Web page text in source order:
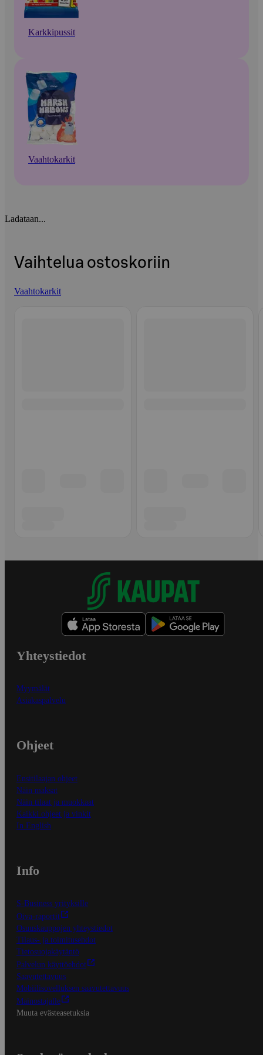
Karkkipussit
Vaahtokarkit
Ladataan...
Vaihtelua ostoskoriin
Vaahtokarkit
Yhteystiedot
Myymälät
Asiakaspalvelu
Ohjeet
Ensitilaajan ohjeet
Näin maksat
Näin tilaat ja muokkaat
Kaikki ohjeet ja vinkit
In English
Info
S-Business yrityksille
Oiva-raportit
Osuuskauppojen yhteystiedot
Tilaus- ja toimitusehdot
Tietosuojakäytäntö
Palvelun käyttöehdot
Saavutettavuus
Mobiilisovelluksen saavutettavuus
Mainostajalle
Muuta evästeasetuksia